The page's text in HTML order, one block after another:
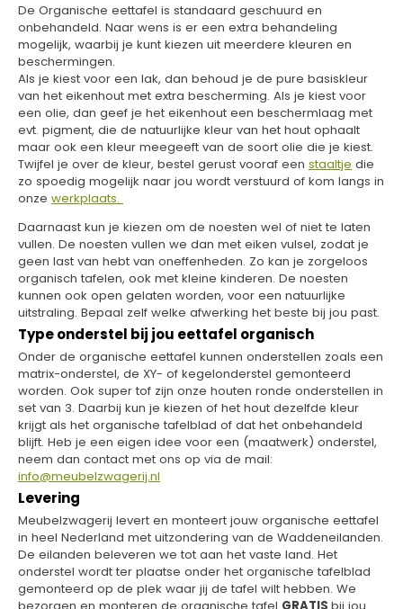
De Organische eettafel is standaard geschuurd en
onbehandeld. Naar wens is er een extra behandeling
mogelijk, waarbij je kunt kiezen uit meerdere kleuren en
beschermingen.
Als je kiest voor een lak, dan behoud je de pure basiskleur
van het eikenhout met extra bescherming. Als je kiest voor
een olie, dan geef je het eikenhout een beschermlaag met
evt. pigment, die de natuurlijke kleur van het hout ophaalt
maar ook een kleur meegeeft van de soort olie die je kiest.
Twijfel je over de kleur, bestel gerust vooraf een staaltje die
zo spoedig mogelijk naar jou wordt verstuurd of kom langs in
onze werkplaats.
Daarnaast kun je kiezen om de noesten wel of niet te laten
vullen. De noesten vullen we dan met eiken vulsel, zodat je
geen last van hebt van oneffenheden. Zo kan je zorgeloos
organisch tafelen, ook met kleine kinderen. De noesten
kunnen ook open gelaten worden, voor een natuurlijke
uitstraling. Bepaal zelf welke afwerking het beste bij jou past.
Type onderstel bij jou eettafel organisch
Onder de organische eettafel kunnen onderstellen zoals een
matrix-onderstel, de XY- of kegelonderstel gemonteerd
worden. Ook super tof zijn onze houten ronde onderstellen in
set van 3. Daarbij kun je kiezen of het hout dezelfde kleur
krijgt als het organische tafelblad of dat het onbehandeld
blijft. Heb je een eigen idee voor een (maatwerk) onderstel,
neem dan contact met ons op via de mail:
info@meubelzwagerij.nl
Levering
Meubelzwagerij levert en monteert jouw organische eettafel
in heel Nederland met uitzondering van de Waddeneilanden.
De eilanden beleveren we tot aan het vaste land. Het
onderstel wordt ter plaatse onder het organische tafelblad
gemonteerd op de plek waar jij de tafel wilt hebben. We